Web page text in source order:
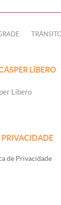
LÍBERO
Líbero
de Privacidade